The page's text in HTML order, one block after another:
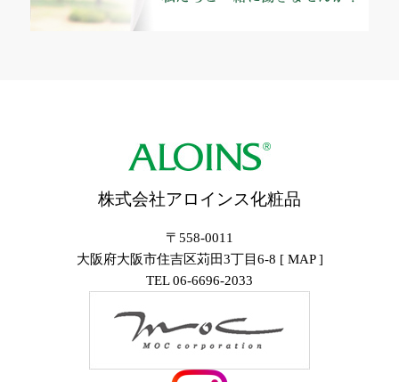
株式会社アロインス化粧品
〒558-0011
大阪府大阪市住吉区苅田3丁目6-8 [ MAP]
TEL06-6696-2033